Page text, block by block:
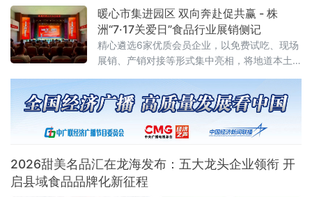
顶层设计迈入地方实践阶段。试点聚焦七大任
务 探索“四类创新”通知明确，试点工作坚持问
题导向、目标导向、效果导向，聚焦绿色消费
重点领域和关
暖心市集进园区 双向奔赴促共赢 - 株
洲“7·17关爱日”食品行业展销侧记
精心遴选6家优质会员企业，以免费试吃、现场
展销、产销对接等形式集中亮相，将地道本土
品鉴选购，活动收获广泛好评与多项合作意
向。本次活动由当地总工会悉心指导，总工会
2026甜美名品汇在龙海发布：五大龙头企业领衔 开
启县域食品品牌化新征程